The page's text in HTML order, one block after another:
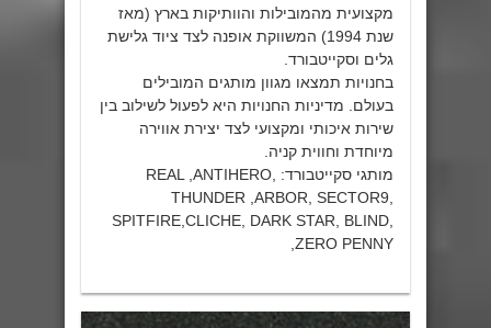
מקצועית מהמובילות והוותיקות בארץ (מאז
שנת 1994) המשווקת אופנה לצד ציוד גלישת
גלים וסקייטבורד.
בחנויות תמצאו מגוון מותגים המובילים
בעולם. מדיניות החנויות היא לפעול לשילוב בין
שירות איכותי ומקצועי לצד יצירת אווירה
מיוחדת וחווית קניה.
מותגי סקייטבורד: REAL ,ANTIHERO,
THUNDER ,ARBOR, SECTOR9,
SPITFIRE,CLICHE, DARK STAR, BLIND,
ZERO PENNY,